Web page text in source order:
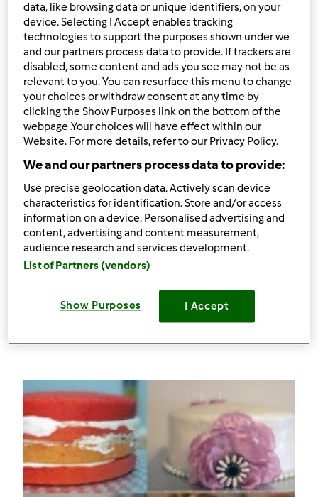
Sopa do Afonso
porOCipriano
0 3 --
data, like browsing data or unique identifiers, on your
device. Selecting I Accept enables tracking
technologies to support the purposes shown under we
and our partners process data to provide. If trackers are
disabled, some content and ads you see may not be as
relevant to you. You can resurface this menu to change
your choices or withdraw consent at any time by
clicking the Show Purposes link on the bottom of the
webpage .Your choices will have effect within our
Website. For more details, refer to our Privacy Policy.
We and our partners process data to provide:
Use precise geolocation data. Actively scan device
characteristics for identification. Store and/or access
information on a device. Personalised advertising and
content, advertising and content measurement,
audience research and services development.
List of Partners (vendors)
Show Purposes I Accept